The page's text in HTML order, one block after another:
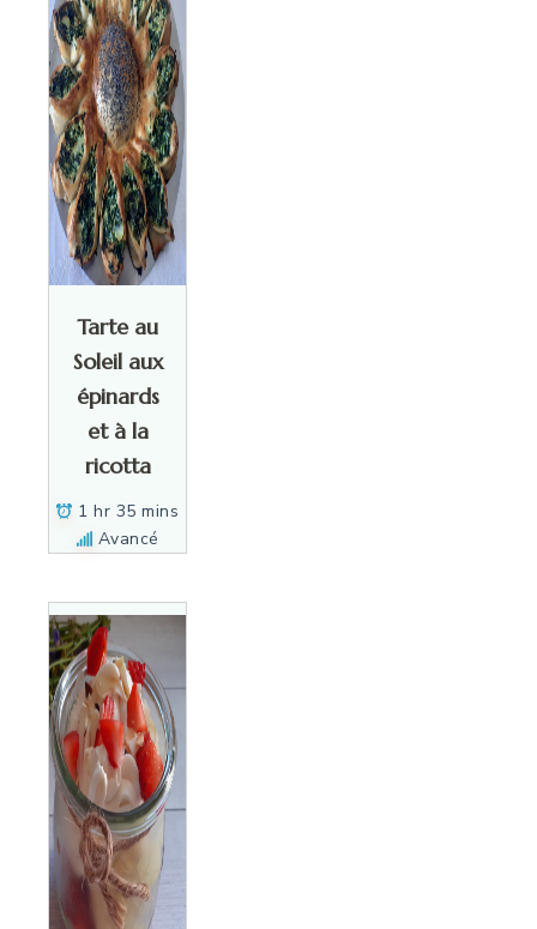
Tarte au
Soleil aux
épinards
et à la
ricotta
1 hr 35 mins
Avancé